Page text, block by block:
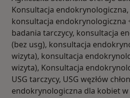
Konsultacja endokrynologiczna,
konsultacja endokrynologiczna
badania tarczycy, konsultacja
(bez usg), konsultacja
wizyta), konsultacja
wizyta), Konsultacja
USG tarczycy, USG węzłów
endokrynologiczna dla kobiet w